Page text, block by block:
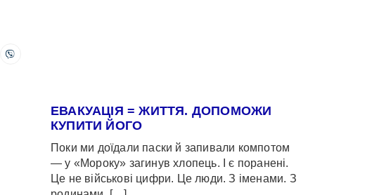
ЕВАКУАЦІЯ = ЖИТТЯ. ДОПОМОЖИ
КУПИТИ ЙОГО
Поки ми доїдали паски й запивали компотом
— у «Мороку» загинув хлопець. І є поранені.
Це не військові цифри. Це люди. З іменами. З